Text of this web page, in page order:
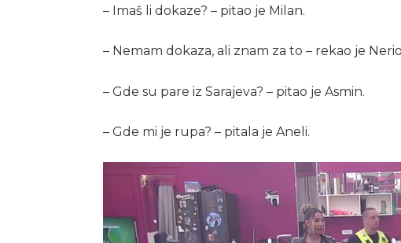
– Imaš li dokaze? – pitao je Milan.
– Nemam dokaza, ali znam za to – rekao je
– Gde su pare iz Sarajeva? – pitao je Asmin.
– Gde mi je rupa? – pitala je Aneli.